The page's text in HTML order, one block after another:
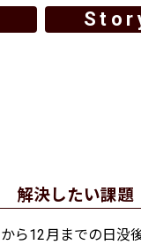
解決したい課題
ら12月までの日没